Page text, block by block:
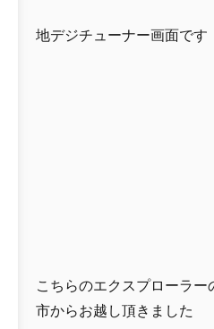
地デジチューナー画面です
こちらのエクスプローラ
市からお越し頂きました